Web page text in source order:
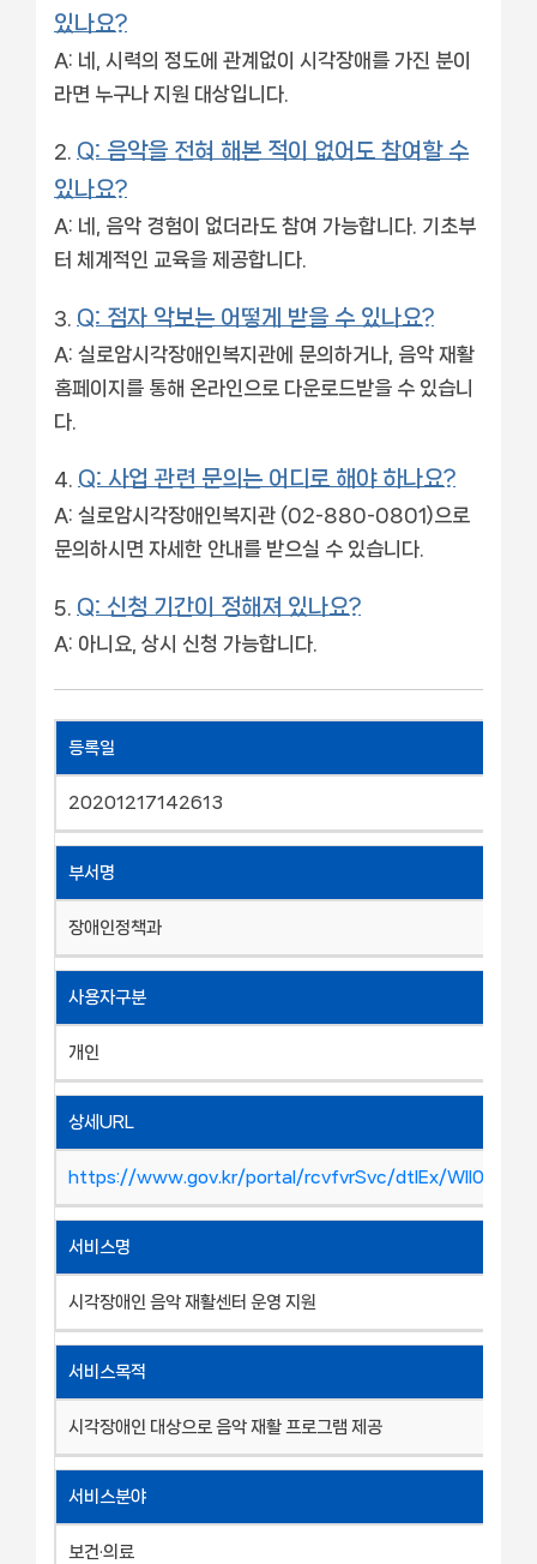
있나요?
A: 네, 시력의 정도에 관계없이 시각장애를 가진 분이
라면 누구나 지원 대상입니다.
Q: 음악을 전혀 해본 적이 없어도 참여할 수
있나요?
A: 네, 음악 경험이 없더라도 참여 가능합니다. 기초부
터 체계적인 교육을 제공합니다.
Q: 점자 악보는 어떻게 받을 수 있나요?
A: 실로암시각장애인복지관에 문의하거나, 음악 재활
홈페이지를 통해 온라인으로 다운로드받을 수 있습니
다.
Q: 사업 관련 문의는 어디로 해야 하나요?
A: 실로암시각장애인복지관 (02-880-0801)으로
문의하시면 자세한 안내를 받으실 수 있습니다.
Q: 신청 기간이 정해져 있나요?
A: 아니요, 상시 신청 가능합니다.
등록일
20201217142613
부서명
장애인정책과
사용자구분
개인
상세URL
https://www.gov.kr/portal/rcvfvrSvc/dtlEx/
서비스명
시각장애인 음악 재활센터 운영 지원
서비스목적
시각장애인 대상으로 음악 재활 프로그램 제공
서비스분야
보건·의료